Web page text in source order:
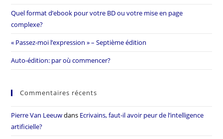
Quel format d’ebook pour votre BD ou votre mise en page
complexe?
« Passez-moi l’expression » – Septième édition
Auto-édition: par où commencer?
Commentaires récents
Pierre Van Leeuwdans Ecrivains, faut-il avoir peur de l’intelligence
artificielle?